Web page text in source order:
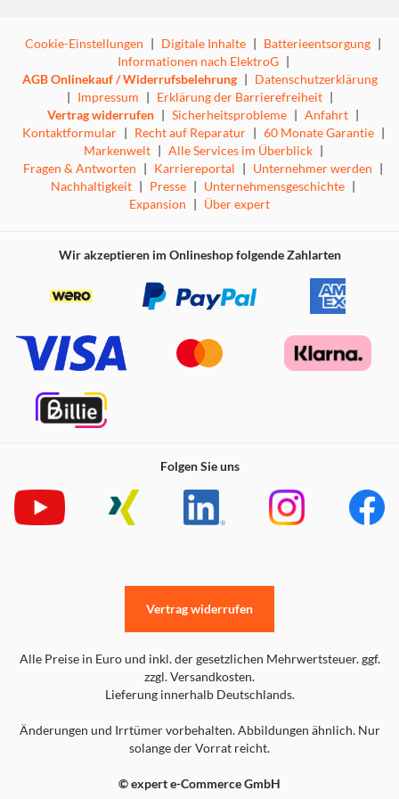
Cookie-Einstellungen | Digitale Inhalte | Batterieentsorgung |
Informationen nach ElektroG |
AGB Onlinekauf / Widerrufsbelehrung | Datenschutzerklärung
| Impressum | Erklärung der Barrierefreiheit |
Vertrag widerrufen | Sicherheitsprobleme | Anfahrt |
Kontaktformular | Recht auf Reparatur | 60 Monate Garantie |
Markenwelt | Alle Services im Überblick |
Fragen & Antworten | Karriereportal | Unternehmer werden |
Nachhaltigkeit | Presse | Unternehmensgeschichte |
Expansion | Über expert
Wir akzeptieren im Onlineshop folgende Zahlarten
Folgen Sie uns
Alle Preise in Euro und inkl. der gesetzlichen Mehrwertsteuer. ggf.
zzgl. Versandkosten.
Lieferung innerhalb Deutschlands.
Änderungen und Irrtümer vorbehalten. Abbildungen ähnlich. Nur
solange der Vorrat reicht.
© expert e-Commerce GmbH
Vertrag widerrufen